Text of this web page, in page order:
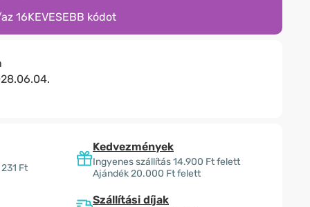
16KEVESEBB kódot
Ft
Kedvezmények
Ingyenes szállítás 14.900 Ft felett
Ajándék 20.000 Ft felett
Szállítási díjak